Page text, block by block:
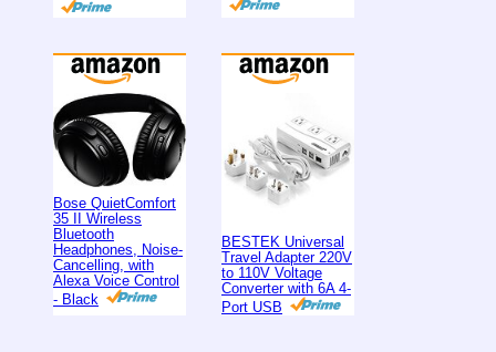
Bose QuietComfort
35 II Wireless
Bluetooth
Headphones, Noise-
Cancelling, with
Alexa Voice Control
- Black
BESTEK Universal
Travel Adapter 220V
to 110V Voltage
Converter with 6A 4-
Port USB